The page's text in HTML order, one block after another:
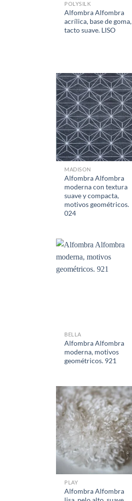
POLYSILK
Alfombra Alfombra
acrílica, base de goma,
tacto suave. LISO
MADISON
Alfombra Alfombra
moderna con textura
suave y compacta,
motivos geométricos.
024
BELLA
Alfombra Alfombra
moderna, motivos
geométricos. 921
PLAY
Alfombra Alfombra